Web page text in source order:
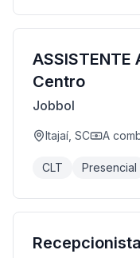
ASSISTENTE
Centro
Jobbol
Itajaí, SC A
CLT Presencial
Recepcionista